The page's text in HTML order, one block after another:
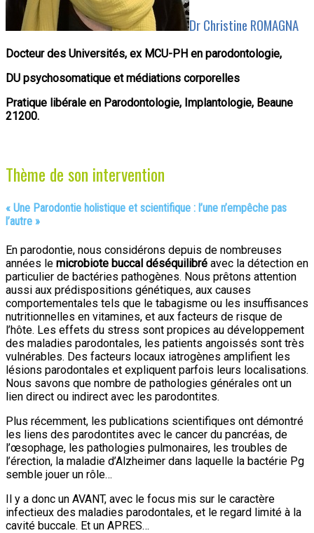
Dr Christine ROMAGNA
Docteur des Universités, ex MCU-PH en parodontologie,
DU psychosomatique et médiations corporelles
Pratique libérale en Parodontologie, Implantologie, Beaune
21200.
Thème de son intervention
« Une Parodontie holistique et scientifique : l’une n’empêche pas
l’autre »
En parodontie, nous considérons depuis de nombreuses
années le microbiote buccal déséquilibré avec la détection en
particulier de bactéries pathogènes. Nous prêtons attention
aussi aux prédispositions génétiques, aux causes
comportementales tels que le tabagisme ou les insuffisances
nutritionnelles en vitamines, et aux facteurs de risque de
l’hôte. Les effets du stress sont propices au développement
des maladies parodontales, les patients angoissés sont très
vulnérables. Des facteurs locaux iatrogènes amplifient les
lésions parodontales et expliquent parfois leurs localisations.
Nous savons que nombre de pathologies générales ont un
lien direct ou indirect avec les parodontites.
Plus récemment, les publications scientifiques ont démontré
les liens des parodontites avec le cancer du pancréas, de
l’œsophage, les pathologies pulmonaires, les troubles de
l’érection, la maladie d’Alzheimer dans laquelle la bactérie Pg
semble jouer un rôle…
Il y a donc un AVANT, avec le focus mis sur le caractère
infectieux des maladies parodontales, et le regard limité à la
cavité buccale. Et un APRES…